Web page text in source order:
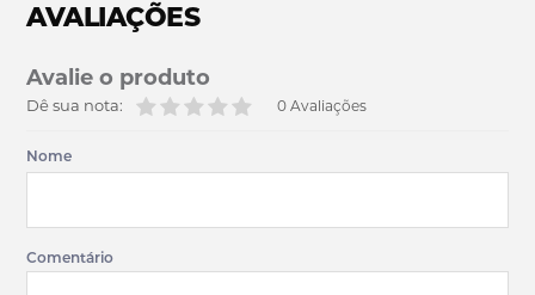
AVALIAÇÕES
Avalie o produto
0 Avaliações
Dê sua nota:
Nome
Comentário